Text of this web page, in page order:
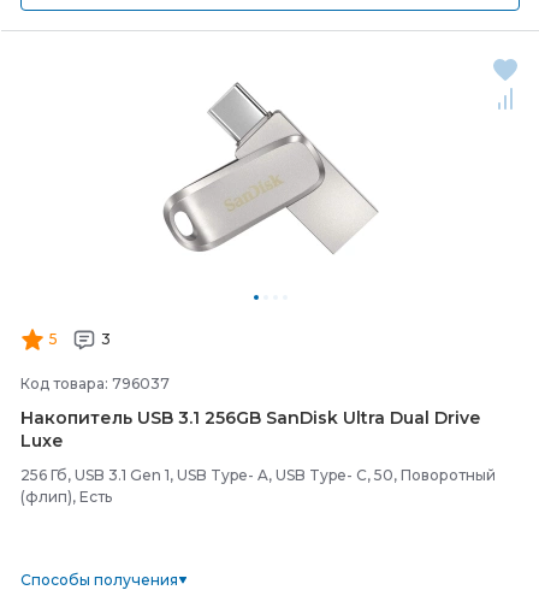
5 3
Код товара: 796037
Накопитель USB 3.1 256GB SanDisk Ultra Dual Drive
Luxe
256 Гб, USB 3.1 Gen 1, USB Type- A, USB Type- C, 50, Поворотный
(флип), Есть
Способы получения